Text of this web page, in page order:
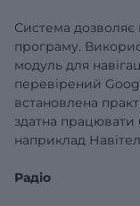
Система дозволяє
програму.
модуль для
перевірений
встановлена
здатна працювати
наприклад Навітел,
Радіо